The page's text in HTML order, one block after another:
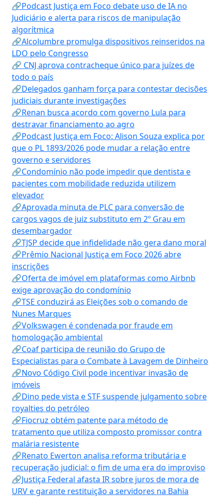
🔗Podcast Justiça em Foco debate uso de IA no
Judiciário e alerta para riscos de manipulação
algorítmica
🔗Alcolumbre promulga dispositivos reinseridos na
LDO pelo Congresso
🔗 CNJ aprova contracheque único para juízes de
todo o país
🔗Delegados ganham força para contestar decisões
judiciais durante investigações
🔗Renan busca acordo com governo Lula para
destravar financiamento ao agro
🔗Podcast Justiça em Foco: Alison Souza explica por
que o PL 1893/2026 pode mudar a relação entre
governo e servidores
🔗Condomínio não pode impedir que dentista e
pacientes com mobilidade reduzida utilizem
elevador
🔗Aprovada minuta de PLC para conversão de
cargos vagos de juiz substituto em 2º Grau em
desembargador
🔗TJSP decide que infidelidade não gera dano moral
🔗Prêmio Nacional Justiça em Foco 2026 abre
inscrições
🔗Oferta de imóvel em plataformas como Airbnb
exige aprovação do condomínio
🔗TSE conduzirá as Eleições sob o comando de
Nunes Marques
🔗Volkswagen é condenada por fraude em
homologação ambiental
🔗Coaf participa de reunião do Grupo de
Especialistas para o Combate à Lavagem de Dinheiro
🔗Novo Código Civil pode incentivar invasão de
imóveis
🔗Dino pede vista e STF suspende julgamento sobre
royalties do petróleo
🔗Fiocruz obtém patente para método de
tratamento que utiliza composto promissor contra
malária resistente
🔗Renato Ewerton analisa reforma tributária e
recuperação judicial: o fim de uma era do improviso
🔗Justiça Federal afasta IR sobre juros de mora de
URV e garante restituição a servidores na Bahia